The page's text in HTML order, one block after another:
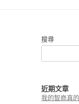
搜尋
近期文章
我的智商真